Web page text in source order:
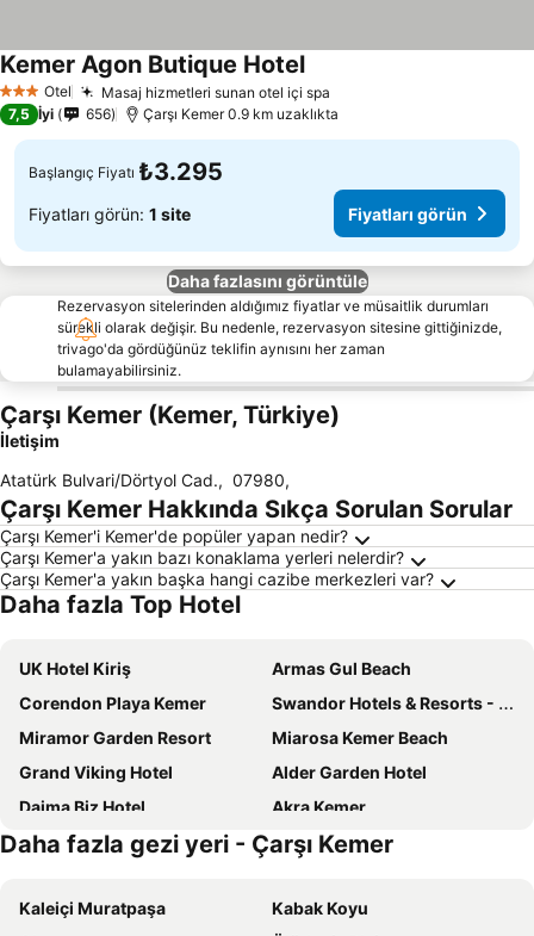
3 YıldızOtel Masaj hizmetleri sunan otel içi spa
Kemer Agon Butique HotelFiyatları görün
7,5 İyi 656 Çarşı Kemer 0.9 km uzaklıkta
Başlangıç Fiyatı ₺3.295
Fiyatları görün: 1 site Fiyatları görün
Daha fazlasını görüntüle
Rezervasyon sitelerinden aldığımız fiyatlar ve müsaitlik durumları
sürekli olarak değişir. Bu nedenle, rezervasyon sitesine gittiğinizde,
trivago'da gördüğünüz teklifin aynısını her zaman
bulamayabilirsiniz.
Çarşı Kemer (Kemer, Türkiye)
İletişim
Atatürk Bulvari/Dörtyol Cad., 07980,
Çarşı Kemer Hakkında Sıkça Sorulan Sorular
Çarşı Kemer'i Kemer'de popüler yapan nedir?
Çarşı Kemer'a yakın bazı konaklama yerleri nelerdir?
Çarşı Kemer'a yakın başka hangi cazibe merkezleri var?
Daha fazla Top Hotel
UK Hotel Kiriş
Armas Gul Beach
Corendon Playa Kemer
Swandor Hotels & Resorts - Kemer
Miramor Garden Resort
Miarosa Kemer Beach
Grand Viking Hotel
Alder Garden Hotel
Daima Biz Hotel
Akra Kemer
Martı Myra
Baia Salima Kemer
Viking Star Hotel
Dedeman Kemer Resort
Daha fazla gezi yeri - Çarşı Kemer
Kaleiçi Muratpaşa
Kabak Koyu